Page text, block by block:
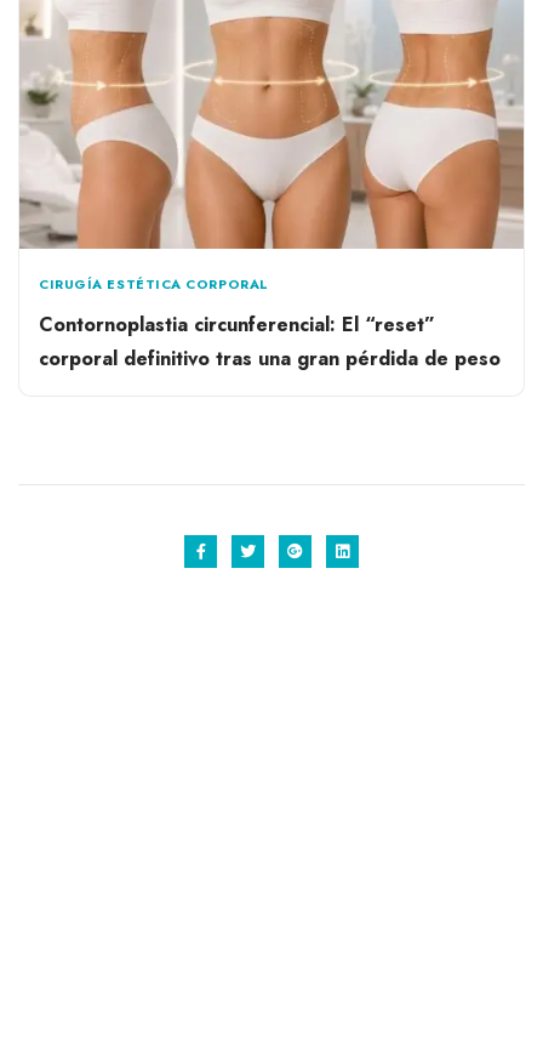
CIRUGÍA ESTÉTICA CORPORAL
Contornoplastia circunferencial: El “reset”
corporal definitivo tras una gran pérdida de peso